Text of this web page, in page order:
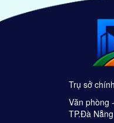
Trụ sở
Văn phòng
TP.Đà Nẵng